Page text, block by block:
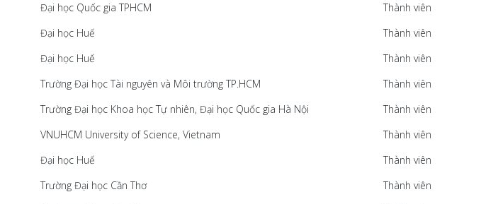
Đại học Quốc gia TPHCM
Thành viên
Đại học Huế
Thành viên
Đại học Huế
Thành viên
Trường Đại học Tài nguyên và Môi trường TP.HCM
Thành viên
Trường Đại học Khoa học Tự nhiên, Đại học Quốc gia Hà Nội
Thành viên
VNUHCM University of Science, Vietnam
Thành viên
Đại học Huế
Thành viên
Trường Đại học Cần Thơ
Thành viên